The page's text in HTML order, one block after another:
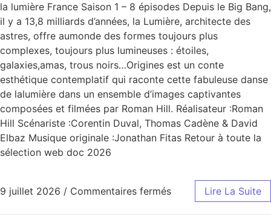
la lumière France Saison 1 – 8 épisodes Depuis le Big Bang,
il y a 13,8 milliards d’années, la Lumière, architecte des
astres, offre aumonde des formes toujours plus
complexes, toujours plus lumineuses : étoiles,
galaxies,amas, trous noirs…Origines est un conte
esthétique contemplatif qui raconte cette fabuleuse danse
de lalumière dans un ensemble d’images captivantes
composées et filmées par Roman Hill. Réalisateur :Roman
Hill Scénariste :Corentin Duval, Thomas Cadène & David
Elbaz Musique originale :Jonathan Fitas Retour à toute la
sélection web doc 2026
9 juillet 2026 / Commentaires fermés Lire La Suite